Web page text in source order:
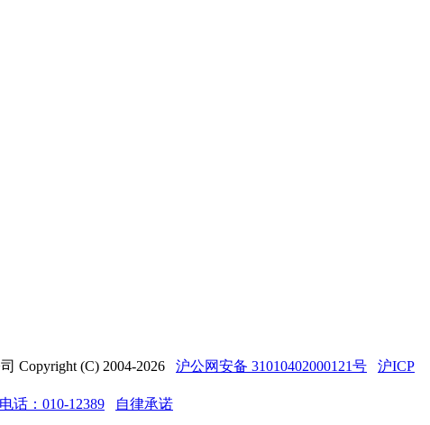
Copyright (C) 2004-2026 沪公网安备 31010402000121号
沪ICP
话：010-12389
自律承诺